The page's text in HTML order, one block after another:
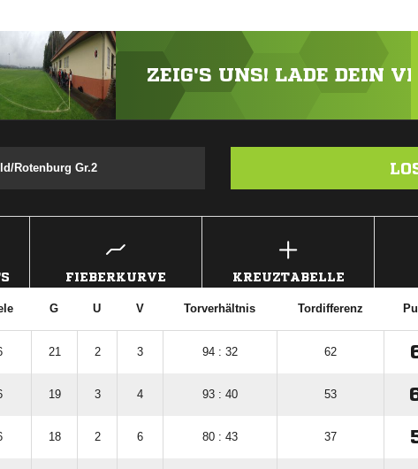
ZEIG'S UNS! LADE DEIN
Rotenburg Gr.2
FIEBERKURVE KREUZTABELLE
G U V Torverhältnis Tordifferenz
21 2 3 94 : 32 62
19 3 4 93 : 40 53
18 2 6 80 : 43 37